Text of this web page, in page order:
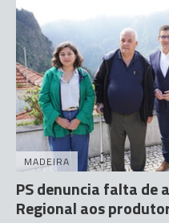
MADEIRA
PS denuncia falta de
Regional aos